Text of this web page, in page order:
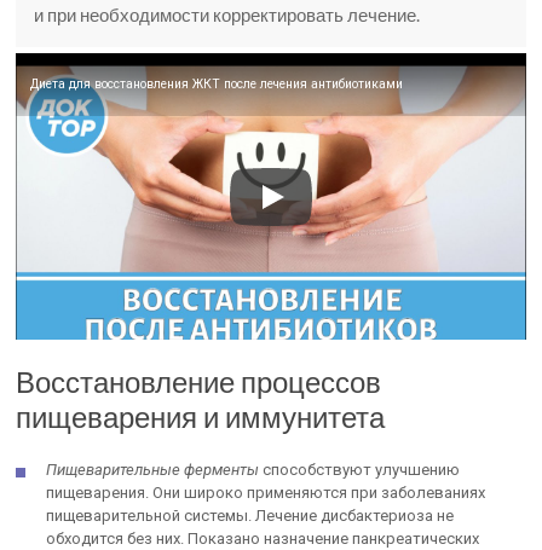
и при необходимости корректировать лечение.
Диета для восстановления ЖКТ после лечения антибиотиками
Восстановление процессов
пищеварения и иммунитета
Пищеварительные ферменты способствуют улучшению
пищеварения. Они широко применяются при заболеваниях
пищеварительной системы. Лечение дисбактериоза не
обходится без них. Показано назначение панкреатических